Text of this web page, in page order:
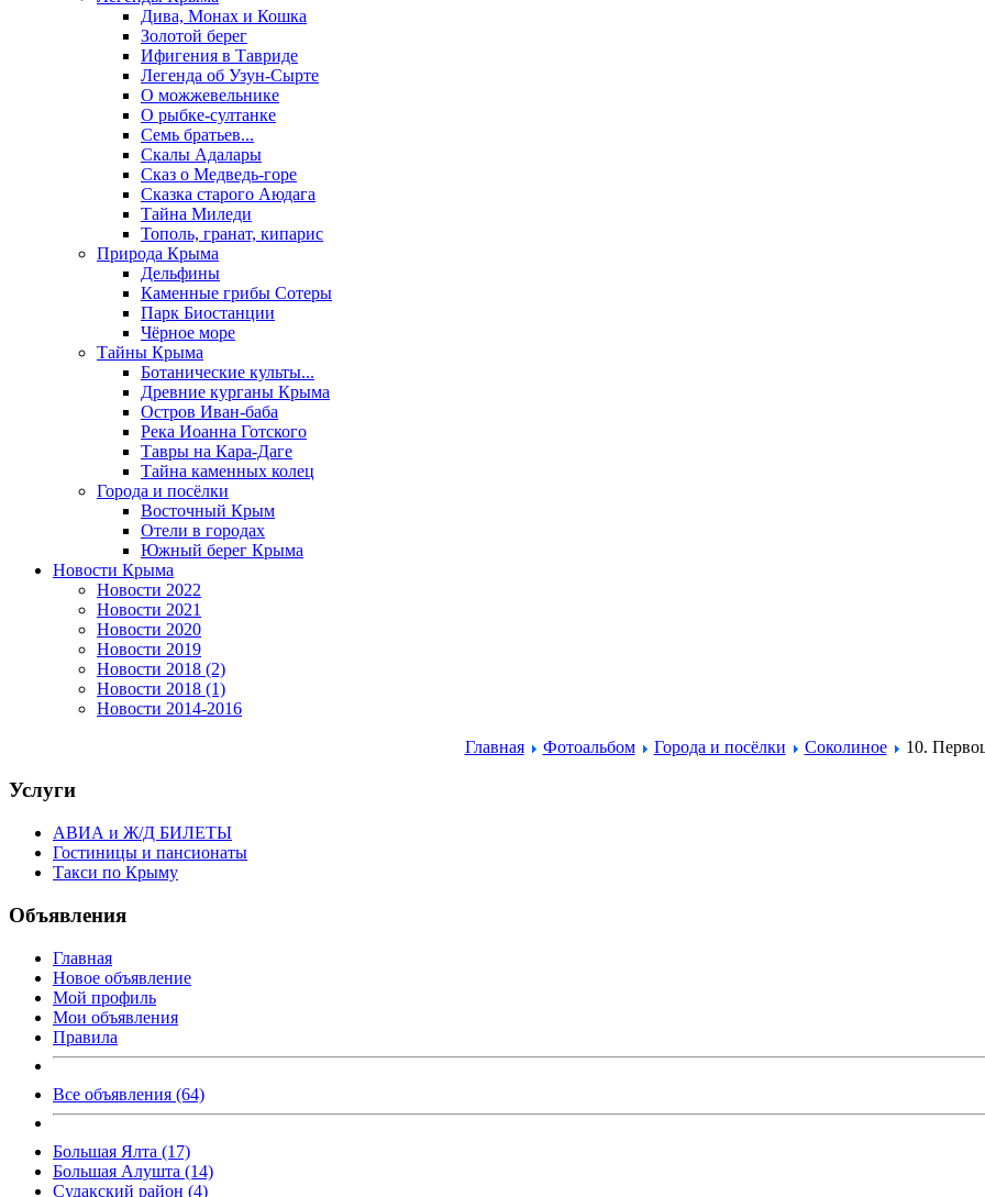
Дива, Монах и Кошка
Золотой берег
Ифигения в Тавриде
Легенда об Узун-Сырте
О можжевельнике
О рыбке-султанке
Семь братьев...
Скалы Адалары
Сказ о Медведь-горе
Сказка старого Аюдага
Тайна Миледи
Тополь, гранат, кипарис
Природа Крыма
Дельфины
Каменные грибы Сотеры
Парк Биостанции
Чёрное море
Тайны Крыма
Ботанические культы...
Древние курганы Крыма
Остров Иван-баба
Река Иоанна Готского
Тавры на Кара-Даге
Тайна каменных колец
Города и посёлки
Восточный Крым
Отели в городах
Южный берег Крыма
Новости Крыма
Новости 2022
Новости 2021
Новости 2020
Новости 2019
Новости 2018 (2)
Новости 2018 (1)
Новости 2014-2016
Главная Фотоальбом Города и посёлки Соколиное 10.
Услуги
АВИА и Ж/Д БИЛЕТЫ
Гостиницы и пансионаты
Такси по Крыму
Объявления
Главная
Новое объявление
Мой профиль
Мои объявления
Правила
Все объявления (64)
Большая Ялта (17)
Большая Алушта (14)
Судакский район (4)